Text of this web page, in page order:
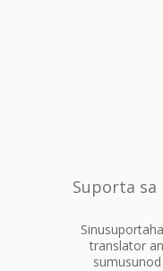
Suporta sa
translator